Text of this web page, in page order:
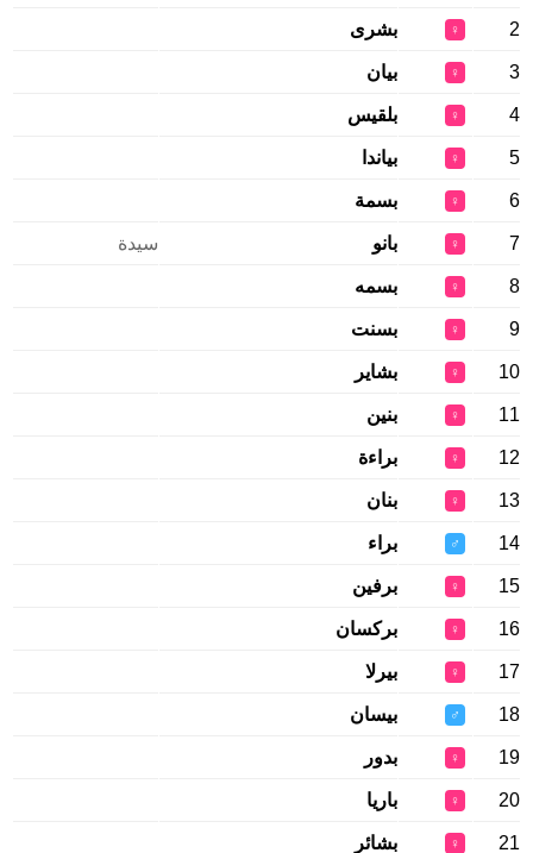
2
♀ بشرى
3
♀ بيان
4
♀ بلقيس
5
♀ بياندا
6
♀ بسمة
7
♀ بانو سيدة
8
♀ بسمه
9
♀ بسنت
10
♀ بشاير
11
♀ بنين
12
♀ براءة
13
♀ بنان
14
♂ براء
15
♀ برفين
16
♀ بركسان
17
♀ بيرلا
18
♂ بيسان
19
♀ بدور
20
♀ باريا
21
♀ بشائر